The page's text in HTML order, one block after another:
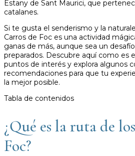
Estany de Sant Maurici, que
catalanes.
Si te gusta el senderismo y la
Carros de Foc es una actividad
ganas de más, aunque sea un
preparados. Descubre aquí como es
puntos de interés y explora algunos
recomendaciones para que tu
la mejor posible.
Tabla de contenidos
¿Qué es la ruta de
Foc?